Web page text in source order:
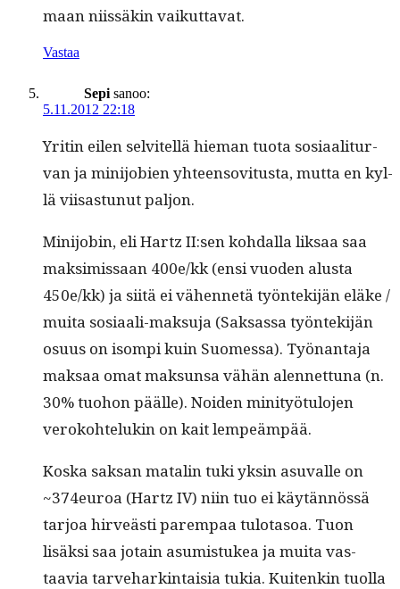
maan niis­säkin vaikuttavat.
Vastaa
Sepi sanoo:
5.11.2012 22:18
Yritin eilen selvitel­lä hie­man tuo­ta sosi­aal­i­tur­
van ja mini­jo­bi­en yhteenso­vi­tus­ta, mut­ta en kyl­
lä viisas­tunut paljon.
Mini­jobin, eli Hartz II:sen kohdal­la lik­saa saa
mak­simis­saan 400e/kk (ensi vuo­den alus­ta
450e/kk) ja siitä ei vähen­netä työn­tek­i­jän eläke /
mui­ta sosi­aali-mak­su­ja (Sak­sas­sa työn­tek­i­jän
osu­us on isom­pi kuin Suomes­sa). Työ­nan­ta­ja
mak­saa omat mak­sun­sa vähän alen­net­tuna (n.
30% tuo­hon päälle). Noiden min­i­työ­tu­lo­jen
veroko­htelukin on kait lempeämpää.
Kos­ka sak­san matal­in tuki yksin asu­valle on
~374euroa (Hartz IV) niin tuo ei käytän­nössä
tar­joa hirveästi parem­paa tulota­soa. Tuon
lisäk­si saa jotain asum­is­tukea ja mui­ta vas­
taavia tarve­hark­in­taisia tukia. Kuitenkin tuol­la